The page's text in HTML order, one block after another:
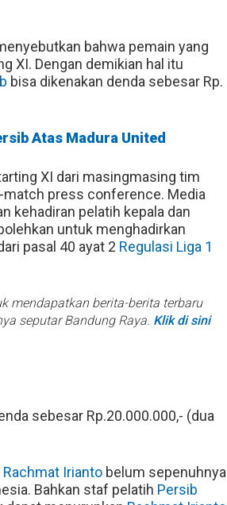
bahwa pemain yang
XI. Dengan demikian hal itu
bisa dikenakan denda sebesar Rp.
Atas Madura United
XI dari masingmasing tim
match press conference. Media
kehadiran pelatih kepala dan
untuk menghadirkan
pasal 40 ayat 2 Regulasi Liga 1
mendapatkan berita-berita terbaru
seputar Bandung Raya. Klik di sini
sebesar Rp.20.000.000,- (dua
Rachmat Irianto belum sepenuhnya
Bahkan staf pelatih Persib